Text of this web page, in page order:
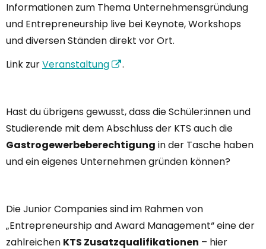
Informationen zum Thema Unternehmensgründung
und Entrepreneurship live bei Keynote, Workshops
und diversen Ständen direkt vor Ort.
Link zurVeranstaltung .
Hast du übrigens gewusst, dass die Schüler:innen und
Studierende mit dem Abschluss der KTS auch die
Gastrogewerbeberechtigung in der Tasche haben
und ein eigenes Unternehmen gründen können?
Die Junior Companies sind im Rahmen von
„Entrepreneurship and Award Management“ eine der
zahlreichen KTS Zusatzqualifikationen – hier